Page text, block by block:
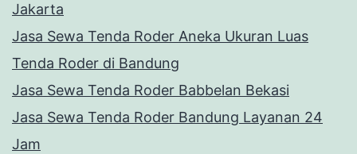
Jakarta
Jasa Sewa Tenda Roder Aneka Ukuran Luas
Tenda Roder di Bandung
Jasa Sewa Tenda Roder Babbelan Bekasi
Jasa Sewa Tenda Roder Bandung Layanan 24
Jam